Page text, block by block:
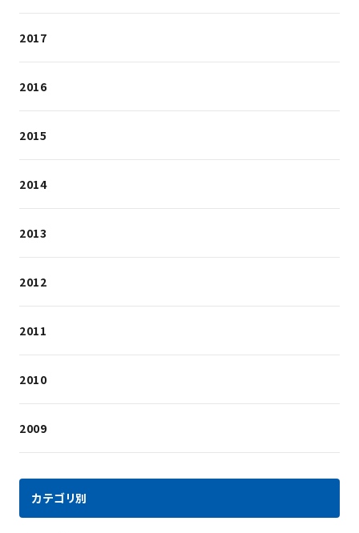
2017
2016
2015
2014
2013
2012
2011
2010
2009
カテゴリ別